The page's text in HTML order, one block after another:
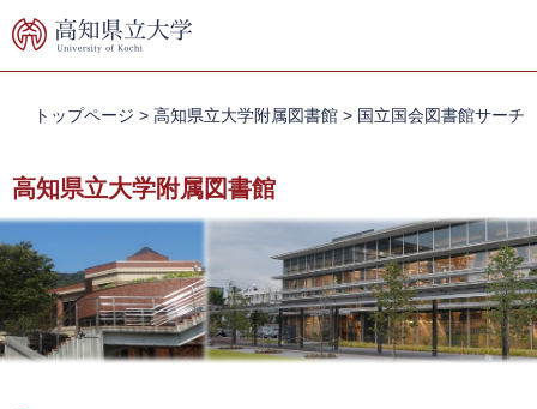
ー
す。
ニ
し
て
本
文
へ
トップページ > 高知県立大学附属図書館 > 国立国会図書館サーチ
高知県立大学附属図書館